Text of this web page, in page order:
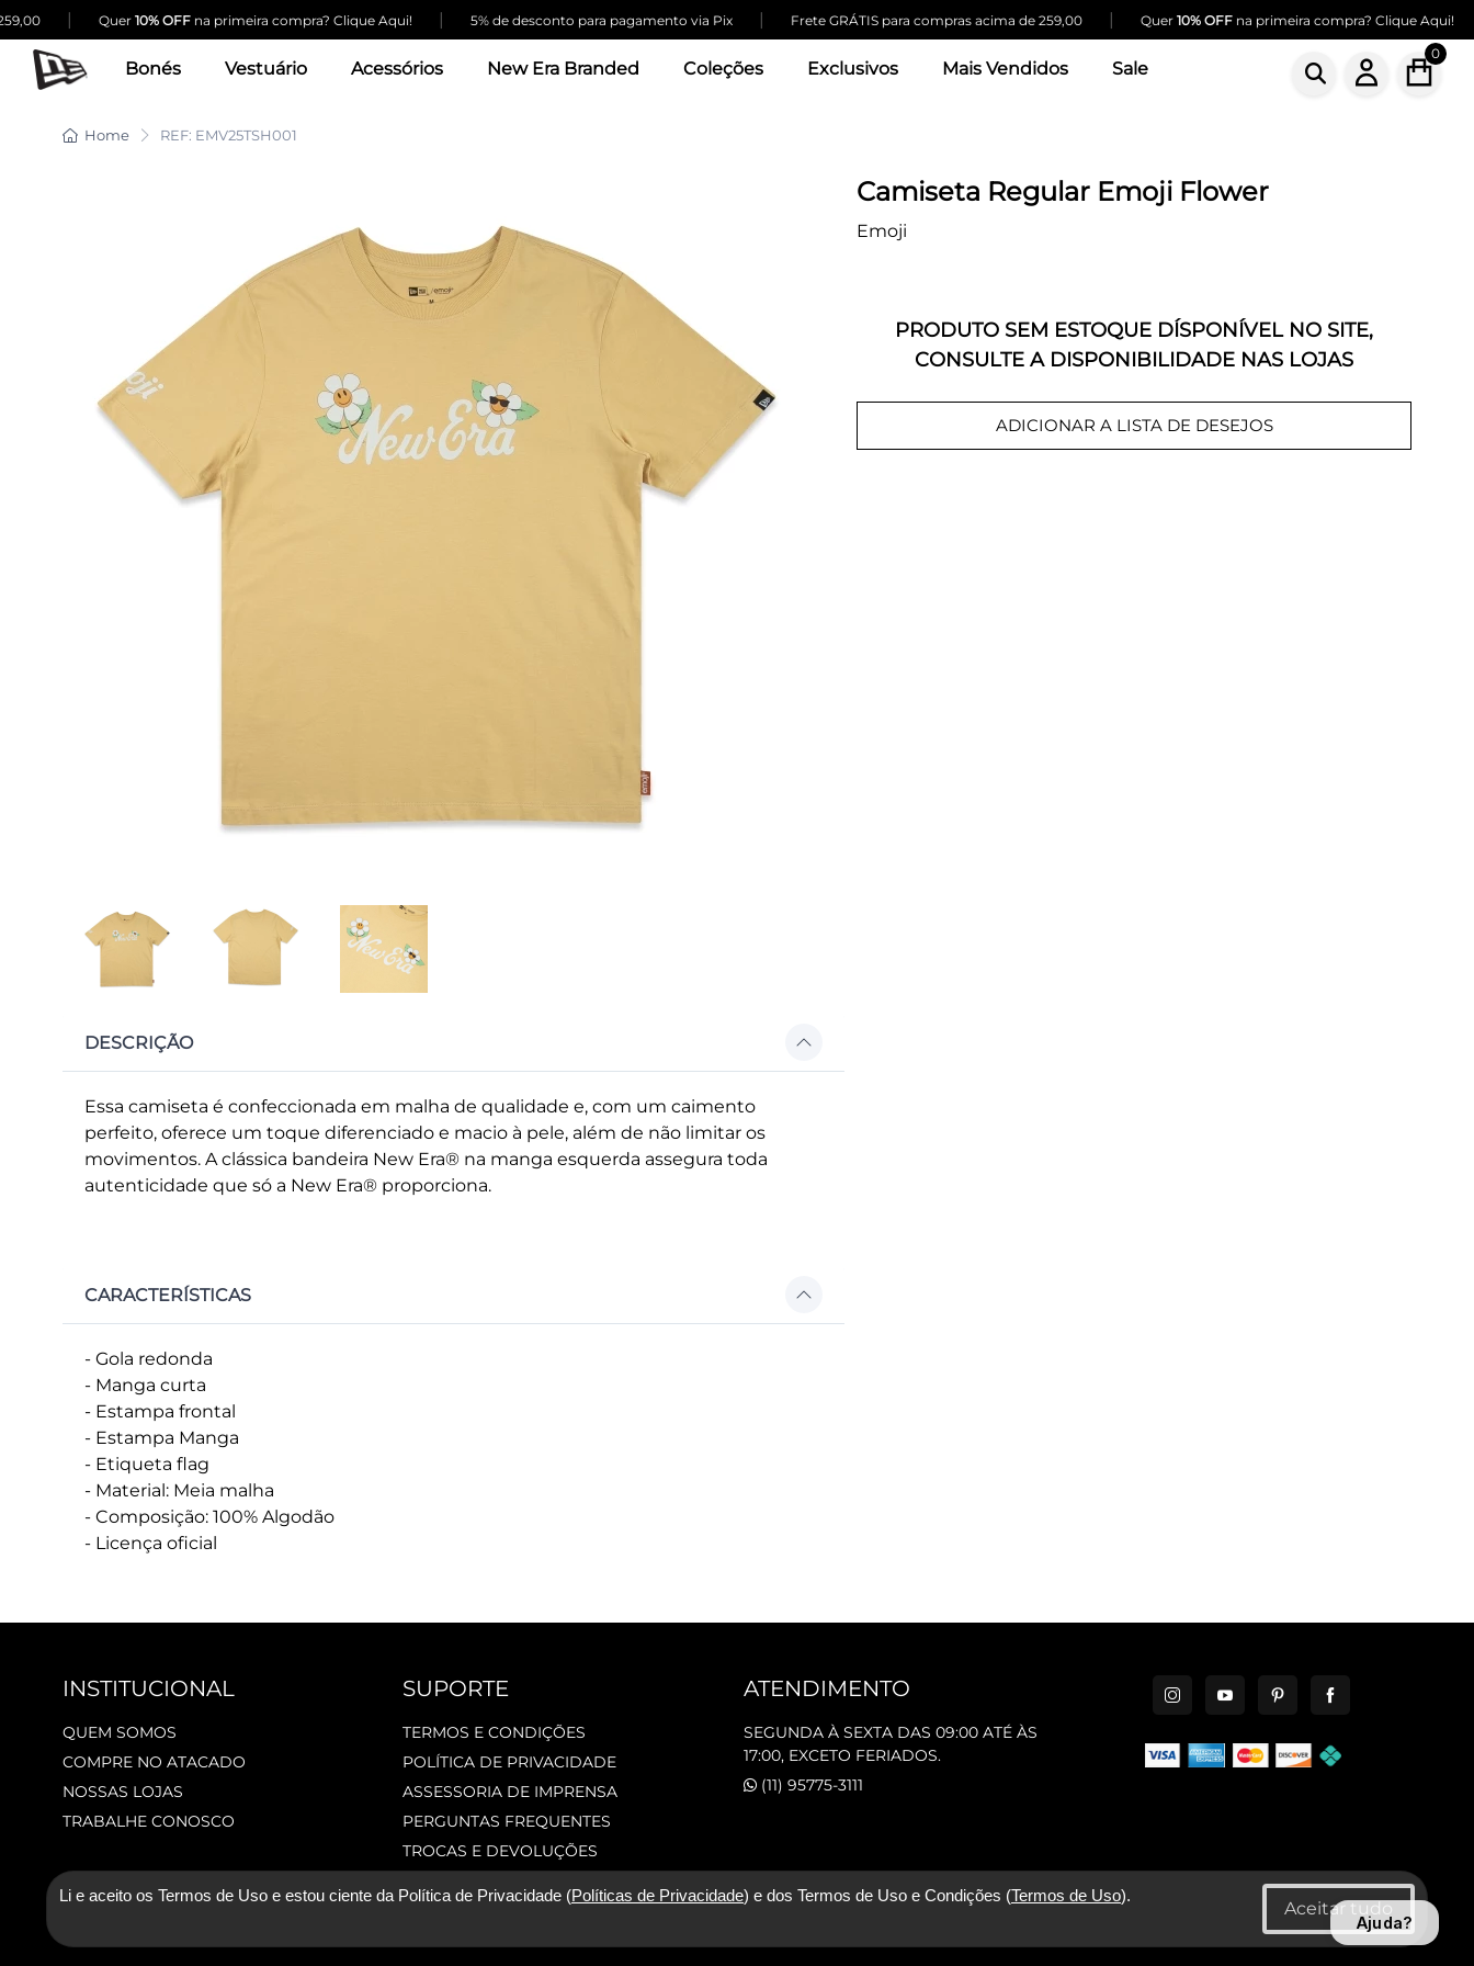
Quer10% OFFna primeira compra? Clique Aqui! 5% de desconto para pagamento via Pix Frete GRÁTIS para compras acima de 259,00 Quer10% OFFna primeira compra? Clique Aqui!
Bonés Vestuário Acessórios New Era Branded Coleções Exclusivos Mais Vendidos Sale
0
Home REF: EMV25TSH001
DESCRIÇÃO
Essa camiseta é confeccionada em malha de qualidade e, com um caimento
perfeito, oferece um toque diferenciado e macio à pele, além de não limitar os
movimentos. A clássica bandeira New Era® na manga esquerda assegura toda
autenticidade que só a New Era® proporciona.
CARACTERÍSTICAS
- Gola redonda
- Manga curta
- Estampa frontal
- Estampa Manga
- Etiqueta flag
- Material: Meia malha
- Composição: 100% Algodão
- Licença oficial
Camiseta Regular Emoji Flower
Emoji
PRODUTO SEM ESTOQUE DÍSPONÍVEL NO SITE,
CONSULTE A DISPONIBILIDADE NAS LOJAS
ADICIONAR A LISTA DE DESEJOS
INSTITUCIONAL
QUEM SOMOS
COMPRE NO ATACADO
NOSSAS LOJAS
TRABALHE CONOSCO
SUPORTE
TERMOS E CONDIÇÕES
POLÍTICA DE PRIVACIDADE
ASSESSORIA DE IMPRENSA
PERGUNTAS FREQUENTES
TROCAS E DEVOLUÇÕES
ATENDIMENTO
SEGUNDA À SEXTA DAS 09:00 ATÉ ÀS
17:00, EXCETO FERIADOS.
(11) 95775-3111
CNPJ: 06.346.545/0001-30 - New Era Brasil Ltda
Li e aceito os Termos de Uso e estou ciente da Política de Privacidade (Políticas de Privacidade) e dos Termos de Uso e Condições (Termos de Uso).
Ajuda?